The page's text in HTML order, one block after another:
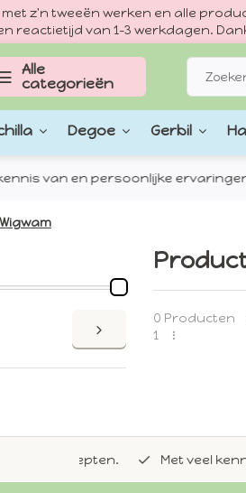
met z'n tweeën werken en alle
reactietijd van 1–3 werkdagen.
Alle
categorieën
Degoe Gerbil
van en persoonlijke ervaringen
Wigwam
0 Producten
1
Met veel kennis van